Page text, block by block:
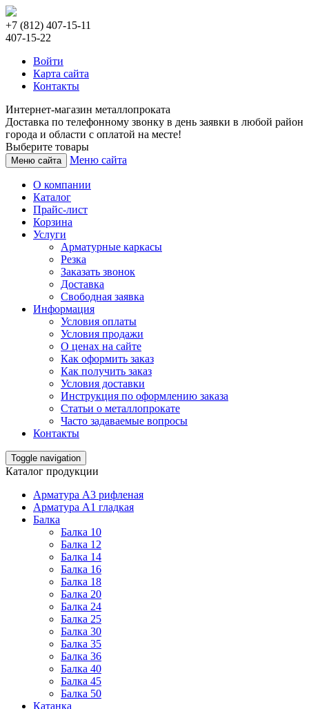
+7 (812) 407-15-11
407-15-22
Войти
Карта сайта
Контакты
Интернет-магазин металлопроката
Доставка по телефонному звонку в день заявки в любой район
города и области с оплатой на месте!
Выберите товары
Меню сайта Меню сайта
О компании
Каталог
Прайс-лист
Корзина
Услуги
Арматурные каркасы
Резка
Заказать звонок
Доставка
Свободная заявка
Информация
Условия оплаты
Условия продажи
О ценах на сайте
Как оформить заказ
Как получить заказ
Условия доставки
Инструкция по оформлению заказа
Статьи о металлопрокате
Часто задаваемые вопросы
Контакты
Toggle navigation
Каталог продукции
Арматура А3 рифленая
Арматура А1 гладкая
Балка
Балка 10
Балка 12
Балка 14
Балка 16
Балка 18
Балка 20
Балка 24
Балка 25
Балка 30
Балка 35
Балка 36
Балка 40
Балка 45
Балка 50
Катанка